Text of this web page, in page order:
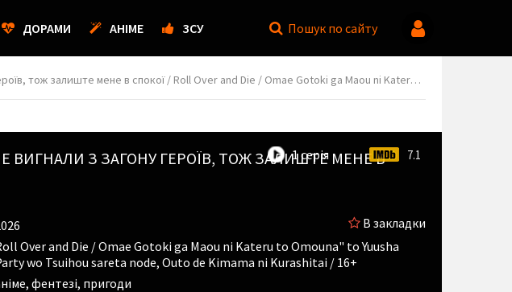
ДОРАМИ АНІМЕ ЗСУ Пошук по сайту
and Die / Omae Gotoki ga Maou ni Kateru to Omouna" to Yuusha Party wo Tsuihou sareta node, Outo de Kimama ni Kurashitai
З ЗАГОНУ ГЕРОЇВ, ТОЖ ЗАЛИШТЕ МЕНЕ В
1 серія 7.1
В закладки
Over and Die / Omae Gotoki ga Maou ni Kateru to Omouna" to Yuusha
wo Tsuihou sareta node, Outo de Kimama ni Kurashitai / 16+
фентезі, пригоди